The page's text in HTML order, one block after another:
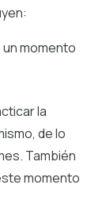
momento
la
de lo
También
momento